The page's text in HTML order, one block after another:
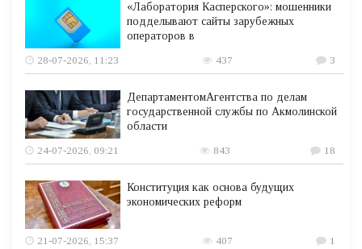
«Лаборатория Касперского»: мошенники
подделывают сайты зарубежных
операторов в
28-07-2026, 11:23
437 3
ДепартаментомАгентства по делам
государственной службы по Акмолинской
области
24-07-2026, 09:21
843 18
Конституция как основа будущих
экономических реформ
21-07-2026, 15:37 407 1